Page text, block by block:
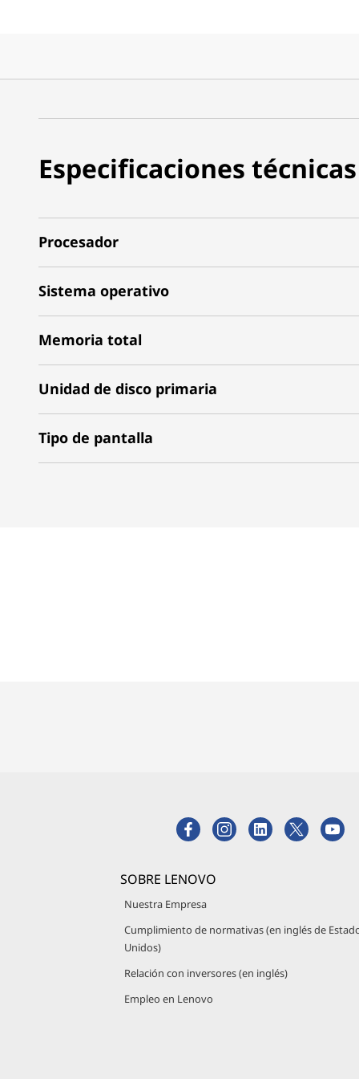
Especificaciones técnicas
Procesador
Sistema operativo
Memoria total
Unidad de disco primaria
Tipo de pantalla
SOBRE LENOVO
Nuestra Empresa
Cumplimiento de normativas (en inglés de
Unidos)
Relación con inversores (en inglés)
Empleo en Lenovo